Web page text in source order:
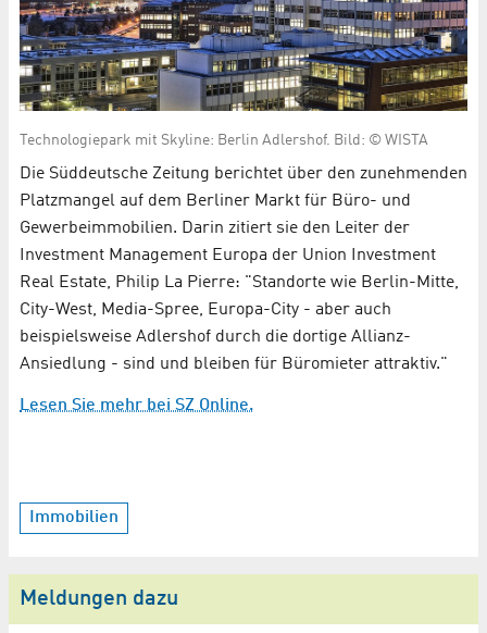
Technologiepark mit Skyline: Berlin Adlershof. Bild: © WISTA
Die Süddeutsche Zeitung berichtet über den zunehmenden
Platzmangel auf dem Berliner Markt für Büro- und
Gewerbeimmobilien. Darin zitiert sie den Leiter der
Investment Management Europa der Union Investment
Real Estate, Philip La Pierre: "Standorte wie Berlin-Mitte,
City-West, Media-Spree, Europa-City - aber auch
beispielsweise Adlershof durch die dortige Allianz-
Ansiedlung - sind und bleiben für Büromieter attraktiv."
Lesen Sie mehr bei SZ Online.
Immobilien
Meldungen dazu